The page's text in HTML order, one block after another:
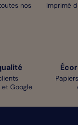
nos
Imprimé
Google